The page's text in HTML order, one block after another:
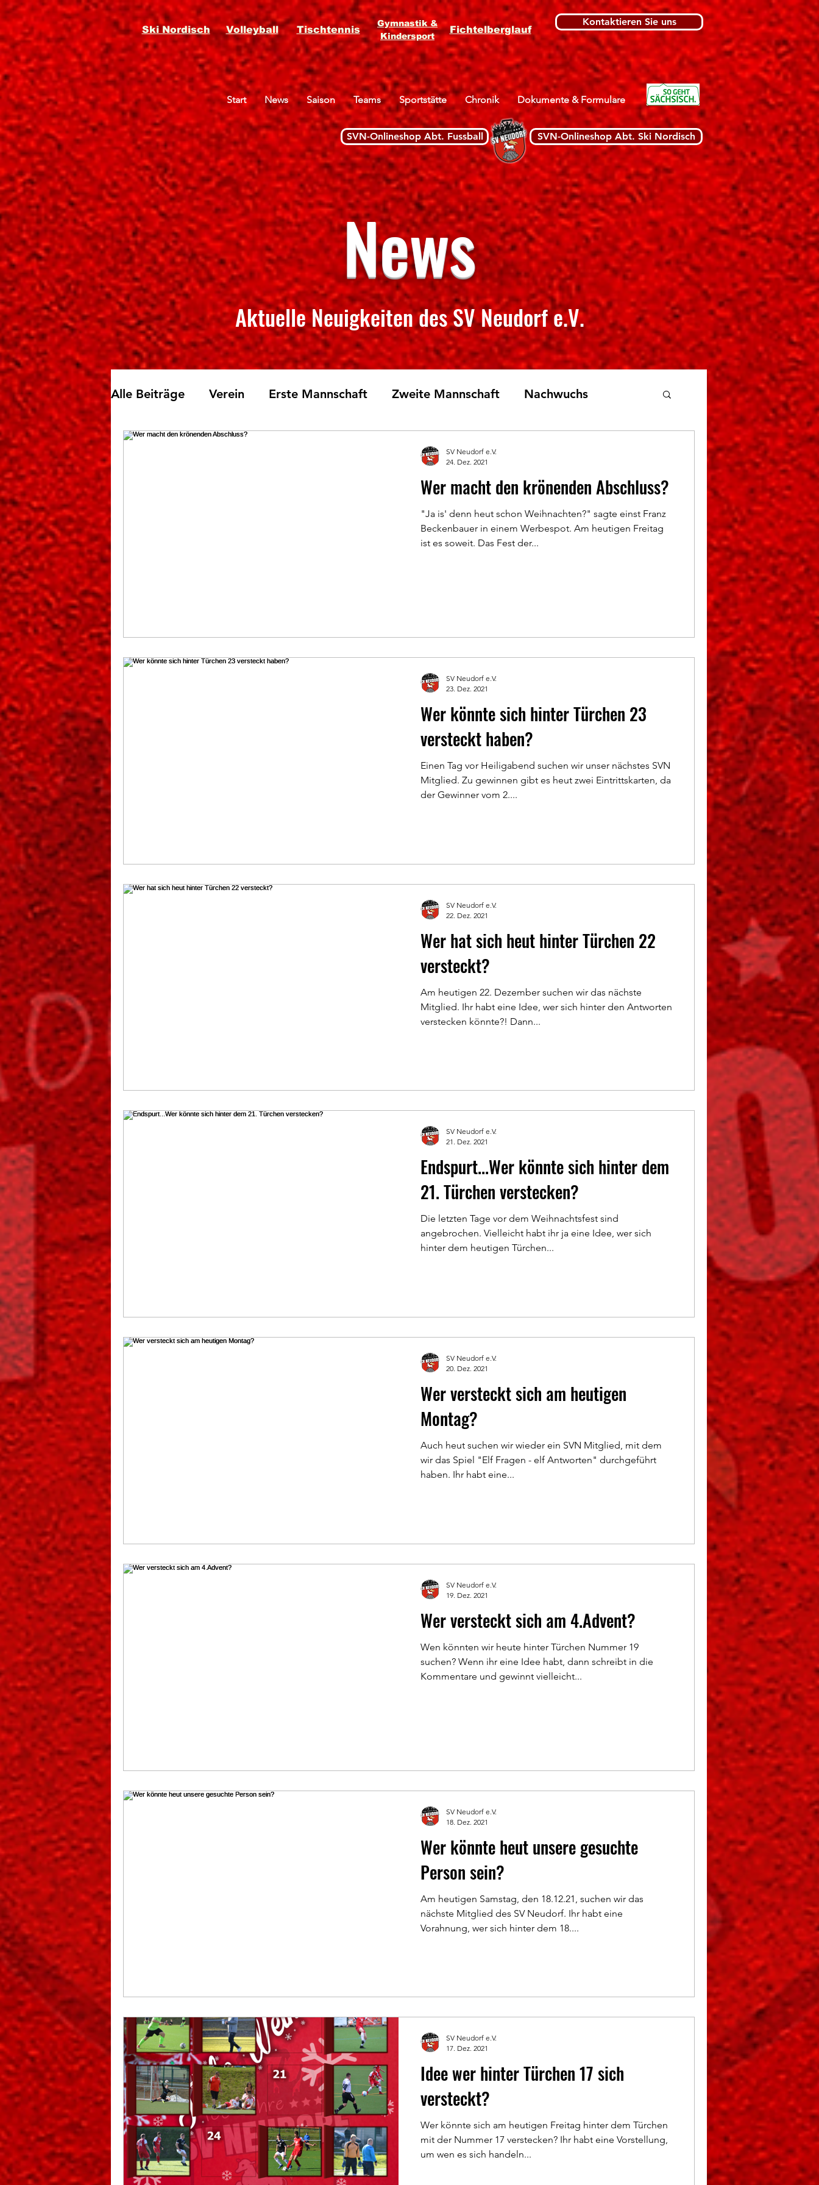
Ski Nordisch Volleyball Tischtennis
Gymnastik &
Kindersport
Fichtelberglauf
Kontaktieren Sie uns
Start News Saison Teams Sportstätte Chronik Dokumente & Formulare
SVN-Onlineshop Abt. Fussball SVN-Onlineshop Abt. Ski Nordisch
News
Aktuelle Neuigkeiten des SV Neudorf e.V.
Alle Beiträge Verein Erste Mannschaft Zweite Mannschaft Nachwuchs
Wer macht den krönenden Abschluss?
"Ja is' denn heut schon Weihnachten?" sagte einst Franz
Beckenbauer in einem Werbespot. Am heutigen Freitag
ist es soweit. Das Fest der...
SV Neudorf e.V.
24. Dez. 2021
Wer könnte sich hinter Türchen 23
versteckt haben?
Einen Tag vor Heiligabend suchen wir unser nächstes SVN
Mitglied. Zu gewinnen gibt es heut zwei Eintrittskarten, da
der Gewinner vom 2....
SV Neudorf e.V.
23. Dez. 2021
Wer hat sich heut hinter Türchen 22
versteckt?
Am heutigen 22. Dezember suchen wir das nächste
Mitglied. Ihr habt eine Idee, wer sich hinter den Antworten
verstecken könnte?! Dann...
SV Neudorf e.V.
22. Dez. 2021
Endspurt...Wer könnte sich hinter dem
21. Türchen verstecken?
Die letzten Tage vor dem Weihnachtsfest sind
angebrochen. Vielleicht habt ihr ja eine Idee, wer sich
hinter dem heutigen Türchen...
SV Neudorf e.V.
21. Dez. 2021
Wer versteckt sich am heutigen
Montag?
Auch heut suchen wir wieder ein SVN Mitglied, mit dem
wir das Spiel "Elf Fragen - elf Antworten" durchgeführt
haben. Ihr habt eine...
SV Neudorf e.V.
20. Dez. 2021
Wer versteckt sich am 4.Advent?
Wen könnten wir heute hinter Türchen Nummer 19
suchen? Wenn ihr eine Idee habt, dann schreibt in die
Kommentare und gewinnt vielleicht...
SV Neudorf e.V.
19. Dez. 2021
Wer könnte heut unsere gesuchte
Person sein?
Am heutigen Samstag, den 18.12.21, suchen wir das
nächste Mitglied des SV Neudorf. Ihr habt eine
Vorahnung, wer sich hinter dem 18....
SV Neudorf e.V.
18. Dez. 2021
Idee wer hinter Türchen 17 sich
versteckt?
Wer könnte sich am heutigen Freitag hinter dem Türchen
mit der Nummer 17 verstecken? Ihr habt eine Vorstellung,
um wen es sich handeln...
SV Neudorf e.V.
17. Dez. 2021